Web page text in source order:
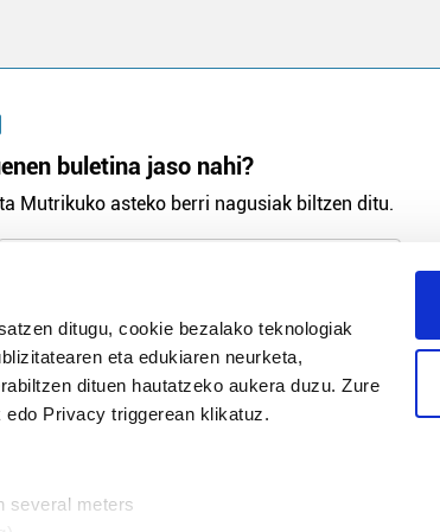
ditugu, cookie bezalako teknologiak
eta edukiaren neurketa,
dituen hautatzeko aukera duzu. Zure
Privacy triggerean klikatuz.
several meters
buletina jaso nahi?
Mutrikuko asteko berri nagusiak biltzen ditu.
Harpidetu